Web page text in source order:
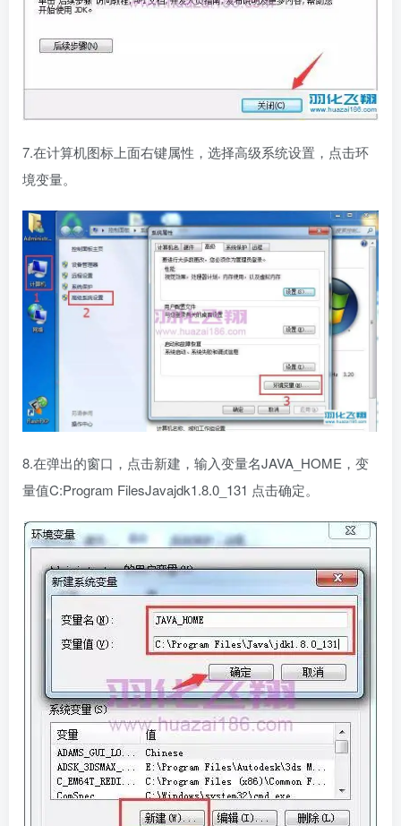
7.在计算机图标上面右键属性，选择高级系统设置，点击环
境变量。
8.在弹出的窗口，点击新建，输入变量名JAVA_HOME，变
量值C:Program FilesJavajdk1.8.0_131 点击确定。